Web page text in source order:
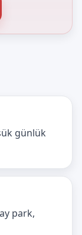
günlük
park,